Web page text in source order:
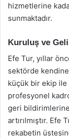
hizmetlerine
sunmaktadır.
Kuruluş ve
Efe Tur, yıllar
sektörde
küçük bir ekip ile
profesyonel
geri
artırılmıştır.
rekabetin